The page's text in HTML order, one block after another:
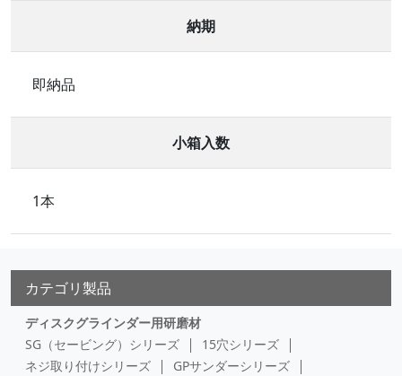
納期
即納品
小箱入数
1本
カテゴリ製品
ディスクグラインダー用研磨材
SG（セービング）シリーズ
15穴シリーズ
ネジ取り付けシリーズ
GPサンダーシリーズ